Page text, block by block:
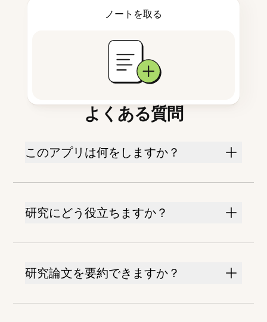
ノートを取る
よくある質問
このアプリは何をしますか？
研究にどう役立ちますか？
研究論文を要約できますか？